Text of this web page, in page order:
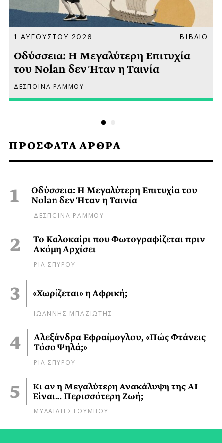
ΠΡΟΣΦΑΤΑ ΑΡΘΡΑ
Οδύσσεια: Η Μεγαλύτερη Επιτυχία του
Nolan δεν Ήταν η Ταινία
ΔΕΣΠΟΙΝΑ ΡΑΜΜΟΥ
Το Καλοκαίρι που Φωτογραφίζεται πριν
Ακόμη Αρχίσει
ΡΙΑ ΣΠΥΡΟΥ
«Χωρίζεται» η Αφρική;
ΙΩΑΝΝΗΣ ΜΠΑΖΙΩΤΗΣ
Αλεξάνδρα Εφραίμογλου, «Πώς Φτάνεις
Τόσο Ψηλά;»
ΡΙΑ ΣΠΥΡΟΥ
Κι αν η Μεγαλύτερη Ανακάλυψη της AI
Είναι… Περισσότερη Ζωή;
ΜΥΛΑΙΔΗ ΣΤΟΥΜΠΟΥ
1 ΑΥΓΟΥΣΤΟΥ 2026 ΒΙΒΛΙΟ
Οδύσσεια: Η Μεγαλύτερη Επιτυχία
του Nolan δεν Ήταν η Ταινία
ΔΕΣΠΟΙΝΑ ΡΑΜΜΟΥ